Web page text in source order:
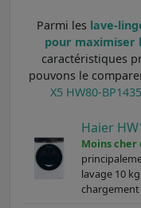
Parmi les lave-
pour maximiser
caractéristiques
pouvons le
X5 HW80-
Haier
Moins cher
lavage 10